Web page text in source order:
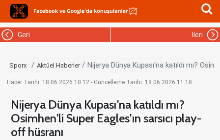
Geri İleri
Sporx Aktüel Haberler Nijerya Dünya Kupası'na katıldı mı?
Haber Tarihi: 18.06.2026 10:12 - Güncelleme Tarihi: 18.06.2026 11:18
Nijerya Dünya Kupası'na katıldı mı?
Osimhen'li Super Eagles'ın sarsıcı play-
off hüsranı